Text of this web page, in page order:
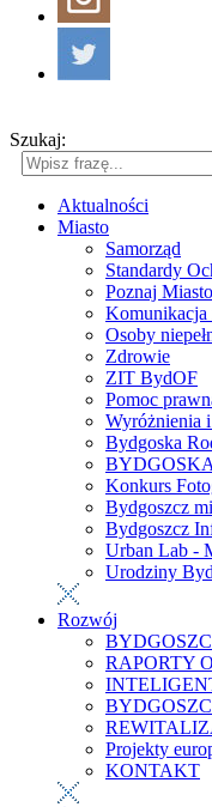
Szukaj:
Aktualności
Miasto
Samorząd
Standardy
Poznaj Miasto
Komunikacja
Osoby
Zdrowie
ZIT BydOF
Pomoc
Wyróżnienia
Bydgoska
Konkurs
Bydgoszcz
Bydgoszcz
Urban Lab -
Urodziny
Rozwój
RAPORTY
Projekty
KONTAKT